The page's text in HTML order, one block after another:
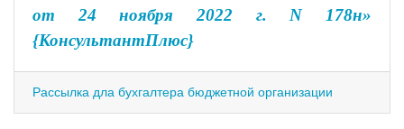
от 24 ноября 2022 г. N 178н»
{КонсультантПлюс}
Рассылка дла бухгалтера бюджетной организации